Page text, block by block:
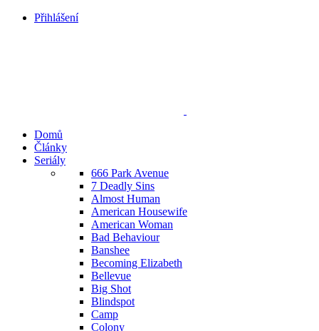
Přihlášení
Domů
Články
Seriály
666 Park Avenue
7 Deadly Sins
Almost Human
American Housewife
American Woman
Bad Behaviour
Banshee
Becoming Elizabeth
Bellevue
Big Shot
Blindspot
Camp
Colony